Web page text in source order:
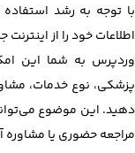
با توجه به رشد استفاده
اطلاعات خود را از
وردپرس به شما این
پزشکی، نوع خدمات،
دهید. این موضوع می‌تواند
مراجعه حضوری یا